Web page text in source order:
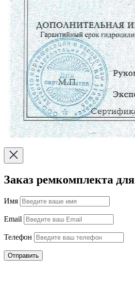
Заказ ремкомплекта для
Имя
Email
Телефон
Отправить